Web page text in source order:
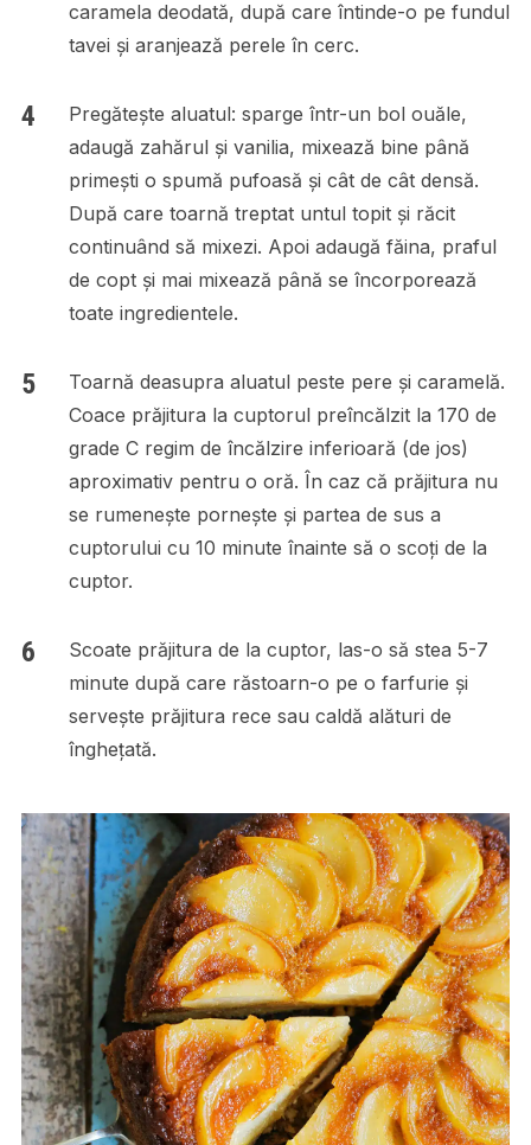
caramela deodată, după care întinde-o pe fundul
tavei și aranjează perele în cerc.
Pregătește aluatul: sparge într-un bol ouăle,
adaugă zahărul și vanilia, mixează bine până
primești o spumă pufoasă și cât de cât densă.
După care toarnă treptat untul topit și răcit
continuând să mixezi. Apoi adaugă făina, praful
de copt și mai mixează până se încorporează
toate ingredientele.
Toarnă deasupra aluatul peste pere și caramelă.
Coace prăjitura la cuptorul preîncălzit la 170 de
grade C regim de încălzire inferioară (de jos)
aproximativ pentru o oră. În caz că prăjitura nu
se rumenește pornește și partea de sus a
cuptorului cu 10 minute înainte să o scoți de la
cuptor.
Scoate prăjitura de la cuptor, las-o să stea 5-7
minute după care răstoarn-o pe o farfurie și
servește prăjitura rece sau caldă alături de
înghețată.